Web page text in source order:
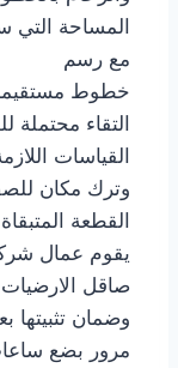
المساحة التي
مع رسم
خطوط
التقاء محتملة
القياسات
وترك مكان
القطعة
يقوم عمال
صاقل
وضمان تثبيتها
مرور بضع